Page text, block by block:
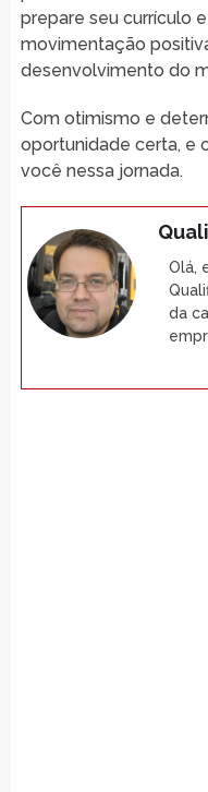
prepare seu currículo
movimentação
desenvolvimento do
Com otimismo e
oportunidade certa, e
você nessa jornada.
Olá,
da